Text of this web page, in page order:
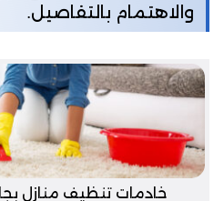
والاهتمام بالتفاصيل.
خادمات تنظيف منازل